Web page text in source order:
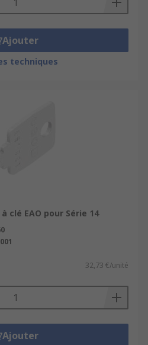
Ajouter
techniques
clé EAO pour Série 14
32,73 €/unité
Ajouter